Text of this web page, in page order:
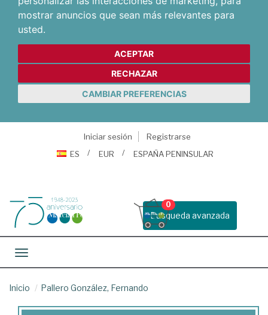
mostrar anuncios que sean más relevantes para
usted.
ACEPTAR
RECHAZAR
CAMBIAR PREFERENCIAS
Iniciar sesión
Registrarse
ES
EUR ESPAÑA PENINSULAR
Busqueda avanzada
0
Toggle navigation
Inicio Pallero González, Fernando